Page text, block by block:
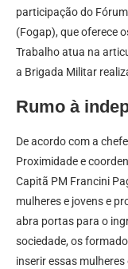
participação do
(Fogap), que oferece
Trabalho atua na
a Brigada Militar
Rumo à
De acordo com a
Proximidade e
Capitã PM Francini
mulheres e jovens e
abra portas para o
sociedade, os
inserir essas